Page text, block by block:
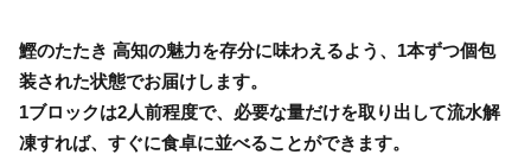
鰹のたたき 高知の魅力を存分に味わえるよう、1本ずつ個包
装された状態でお届けします。
1ブロックは2人前程度で、必要な量だけを取り出して流水解
凍すれば、すぐに食卓に並べることができます。